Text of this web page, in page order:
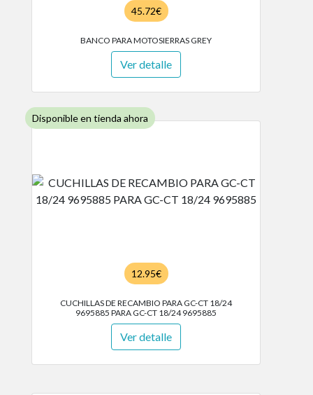
45.72€
BANCO PARA MOTOSIERRAS GREY
Ver detalle
Disponible en tienda ahora
12.95€
CUCHILLAS DE RECAMBIO PARA GC-CT 18/24
9695885 PARA GC-CT 18/24 9695885
Ver detalle